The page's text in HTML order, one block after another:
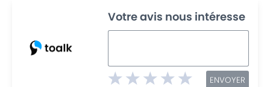
Votre avis nous intéresse
ENVOYER